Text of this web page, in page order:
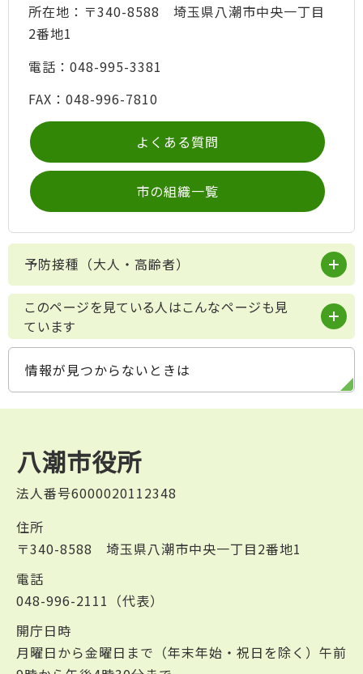
所在地：〒340-8588 埼玉県八潮市中央一丁目
2番地1
電話：048-995-3381
FAX：048-996-7810
よくある質問
市の組織一覧
予防接種（大人・高齢者）
このページを見ている人はこんなページも見
ています
情報が見つからないときは
八潮市役所
法人番号6000020112348
住所
〒340-8588 埼玉県八潮市中央一丁目2番地1
電話
048-996-2111（代表）
開庁日時
月曜日から金曜日まで（年末年始・祝日を除く）午前